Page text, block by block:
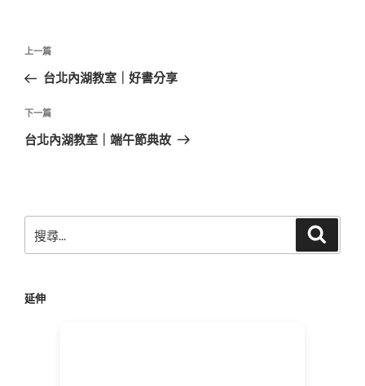
文
導
覽
上
一
文
章
上一篇
台北內湖教室｜好書分享
下
一
下一篇
台北內湖教室｜端午節典故
尋
字:
延伸